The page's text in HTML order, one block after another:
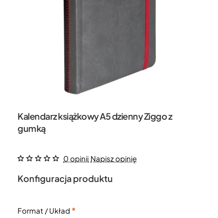
Kalendarz książkowy A5 dzienny Ziggo z
gumką
0 opinii Napisz opinię
Konfiguracja produktu
Format / Układ